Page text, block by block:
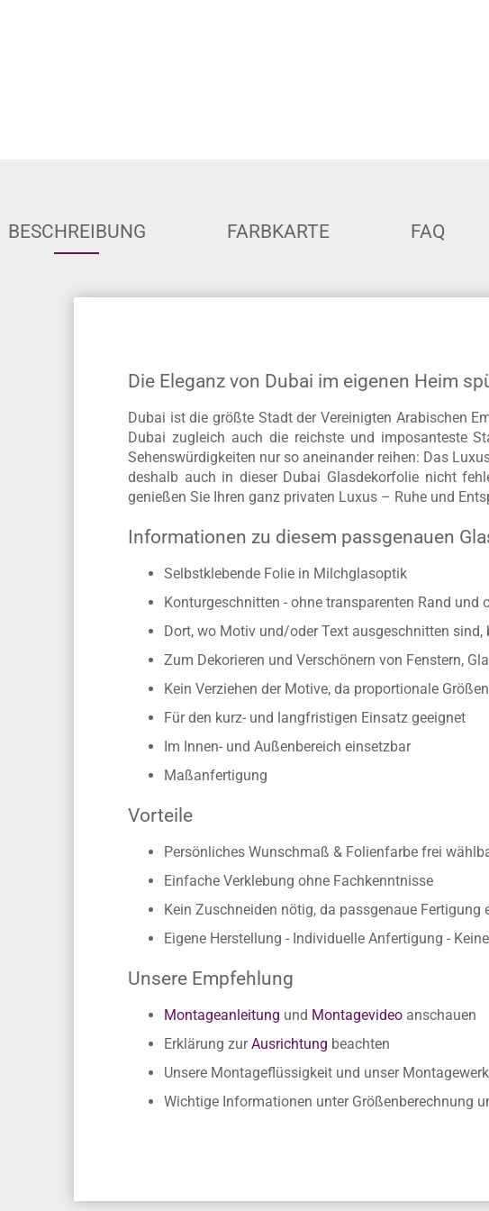
BESCHREIBUNG FARBKARTE FAQ
Die Eleganz von Dubai im eigenen Heim
Dubai ist die größte Stadt der Vereinigten Arabischen
Dubai zugleich auch die reichste und imposanteste
Sehenswürdigkeiten nur so aneinander reihen: Das
deshalb auch in dieser Dubai Glasdekorfolie nicht
genießen Sie Ihren ganz privaten Luxus – Ruhe und
Informationen zu diesem passgenauen
Selbstklebende Folie in Milchglasoptik
Konturgeschnitten - ohne transparenten Rand und
Dort, wo Motiv und/oder Text ausgeschnitten
Zum Dekorieren und Verschönern von Fenstern,
Kein Verziehen der Motive, da proportionale
Für den kurz- und langfristigen Einsatz geeignet
Im Innen- und Außenbereich einsetzbar
Maßanfertigung
Vorteile
Persönliches Wunschmaß & Folienfarbe frei
Einfache Verklebung ohne Fachkenntnisse
Kein Zuschneiden nötig, da passgenaue Fertigung
Eigene Herstellung - Individuelle Anfertigung -
Unsere Empfehlung
Montageanleitung und Montagevideo anschauen
Erklärung zurAusrichtung beachten
Unsere Montageflüssigkeit und unser
Wichtige Informationen unter Größenberechnung